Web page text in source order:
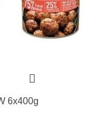
6x400g